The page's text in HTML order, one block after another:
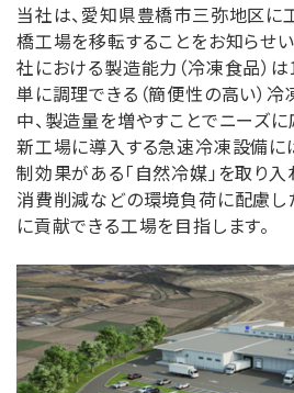
当社は、愛知県豊橋市三弥地区に
橋工場を移転することをお知らせい
社における製造能力（冷凍食品）は
単に調理できる（簡便性の高い）
中、製造量を増やすことでニーズに
新工場に導入する急速冷凍設備に
制効果がある「自然冷媒」を取り
消費削減などの環境負荷に配慮し
に貢献できる工場を目指します。